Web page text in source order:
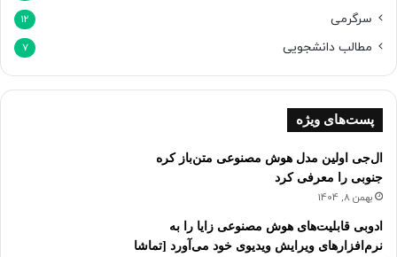
سرگرمی 12
مطالب دانشجویی 7
پست‌های ویژه
ال‌جی اولین مدل هوش مصنوعی متن‌باز کره
جنوبی را معرفی کرد
بهمن 8, 1404
ادوبی قابلیت‌های هوش مصنوعی زایا را به
نرم‌افزارهای ویرایش ویدیوی خود می‌آورد [تماشا